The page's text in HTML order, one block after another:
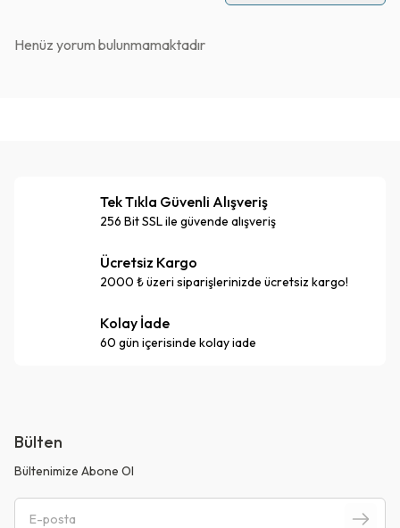
Henüz yorum bulunmamaktadır
Tek Tıkla Güvenli Alışveriş
256 Bit SSL ile güvende alışveriş
Ücretsiz Kargo
2000 ₺ üzeri siparişlerinizde ücretsiz kargo!
Kolay İade
60 gün içerisinde kolay iade
Bülten
Bültenimize Abone Ol